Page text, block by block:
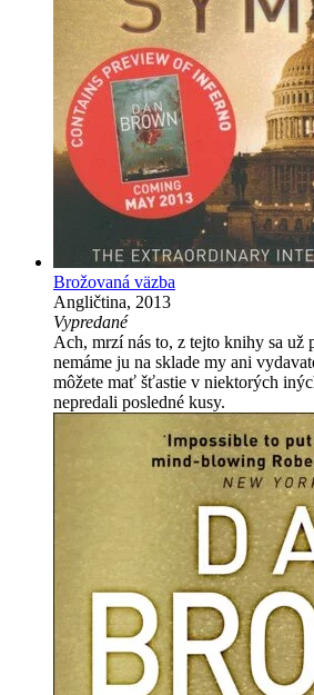
Brožovaná väzba
Angličtina, 2013
Vypredané
Ach, mrzí nás to, z tejto knihy sa už
nemáme ju na sklade my ani
môžete mať šťastie v niektorých
nepredali posledné kusy.